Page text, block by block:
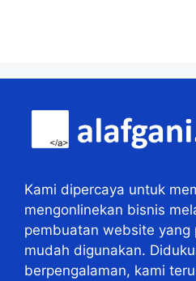
Kami dipercaya untuk
mengonlinekan bisnis
pembuatan website yang
mudah digunakan.
berpengalaman, kami